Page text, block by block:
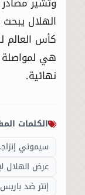
الهلال
هي لمواصلة
نهائية.
الكلمات
سيموني
عرض الهلال
إنتر ضد